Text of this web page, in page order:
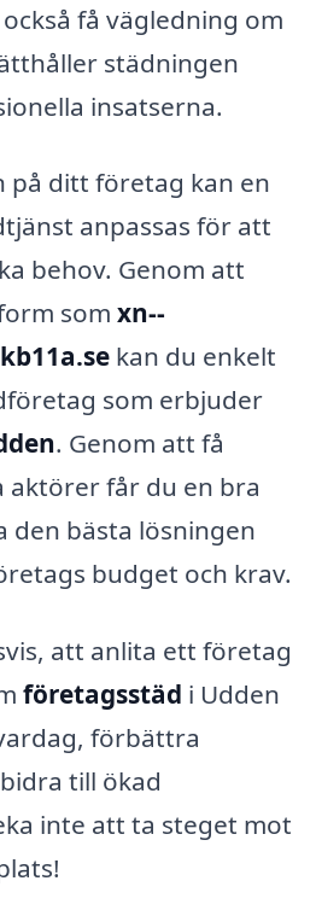
få vägledning om
städningen
insatserna.
på ditt företag kan en
anpassas för att
behov. Genom att
som xn--
kan du enkelt
som erbjuder
. Genom att få
får du en bra
bästa lösningen
budget och krav.
att anlita ett företag
företagsstäd i Udden
förbättra
till ökad
inte att ta steget mot